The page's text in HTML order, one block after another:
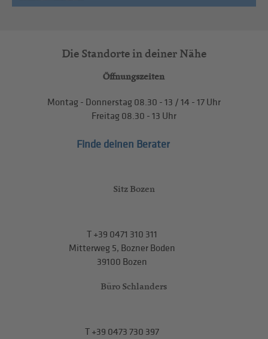
Die Standorte in deiner Nähe
Öffnungszeiten
Montag - Donnerstag 08.30 - 13 / 14 - 17 Uhr
Freitag 08.30 - 13 Uhr
Finde deinen Berater
Sitz Bozen
T+39 0471 310 311
Mitterweg 5, Bozner Boden
39100 Bozen
Büro Schlanders
T+39 0473 730 397